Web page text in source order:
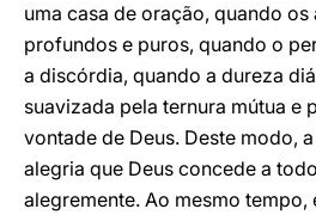
uma casa de oração, quando os
profundos e puros, quando o
a discórdia, quando a dureza
suavizada pela ternura mútua e
vontade de Deus. Deste modo,
alegria que Deus concede a
alegremente. Ao mesmo tempo,